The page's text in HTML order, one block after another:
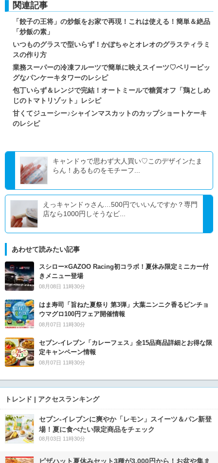
関連記事
「餃子の王将」の炒飯をお家で再現！これは使える！簡単＆絶品
「炒飯の素」
いつものグラスで型いらず！かぼちゃとオレオのグラスティラミ
スの作り方
業務スーパーの冷凍フルーツで簡単に映えスイーツ♡ベリービッ
グなパンケーキタワーのレシピ
包丁いらず＆レンジで完結！オートミールで糖質オフ「鶏としめ
じのトマトリゾット」レシピ
甘くてジューシー♪シャインマスカットのカップショートケーキ
のレシピ
キャンドゥで思わず大人買い♡このデザインたま
らん！あるものをモチーフ...
えっキャンドゥさん…500円でいいんですか？専門
店なら1000円しそうなビ...
あわせて読みたい記事
スシロー×GAZOO Racing初コラボ！夏休み限定ミニカー付
きメニュー登場
08月08日 11時30分
はま寿司「旨ねた夏祭り 第3弾」大葉ニンニク香るビンチョ
ウマグロ100円フェア開催情報
08月07日 11時30分
セブン‐イレブン「カレーフェス」全15品商品詳細とお得な限
定キャンペーン情報
08月07日 11時30分
トレンド | アクセスランキング
セブン‐イレブンに爽やか「レモン」スイーツ＆パン新登
場！夏に食べたい限定商品をチェック
08月03日 11時30分
ピザハット夏休みセット3種が3,000円から！お盆や集ま